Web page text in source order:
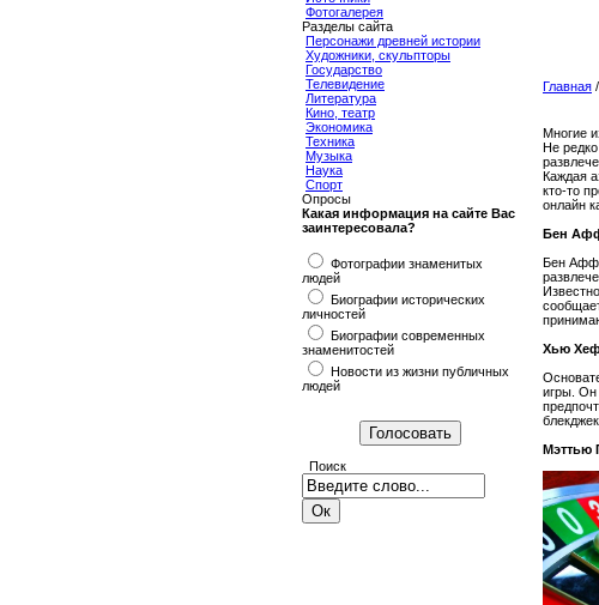
Фотогалерея
Разделы сайта
Персонажи древней истории
Художники, скульпторы
Государство
Телевидение
Литература
Кино, театр
Экономика
Техника
Музыка
Наука
Спорт
Опросы
Какая информация на сайте Вас
заинтересовала?
Фотографии знаменитых
людей
Биографии исторических
личностей
Биографии современных
знаменитостей
Новости из жизни публичных
людей
Поиск
Главная /
Многие
Не
Каждая
кто-то
онлайн
Бен
Бен
Хью
игры. Он
Мэттью